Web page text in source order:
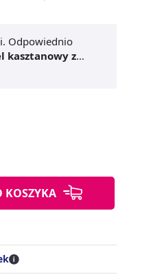
Odpowiednio
kasztanowy z
ulgę.
KOSZYKA